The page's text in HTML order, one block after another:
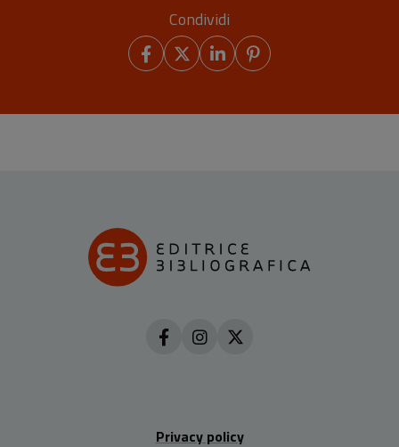
Condividi
Privacy policy